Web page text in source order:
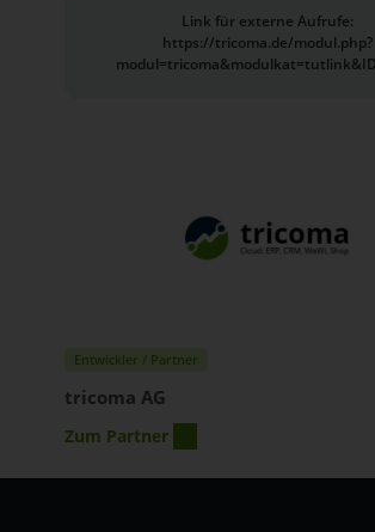
Link für externe Aufrufe:
https://tricoma.de/modul.php?
Entwickler / Partner
tricoma AG
Zum Partner